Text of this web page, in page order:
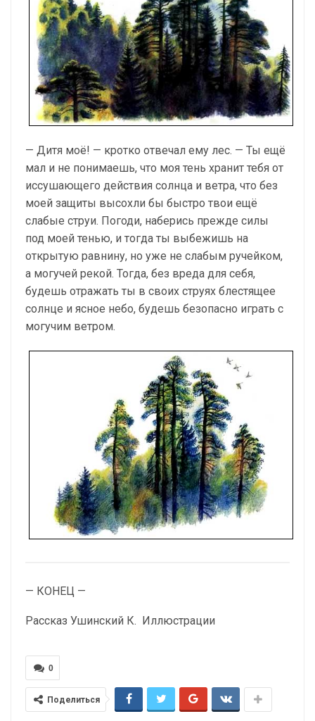
— Дитя моё! — кротко отвечал ему лес. — Ты ещё
мал и не понимаешь, что моя тень хранит тебя от
иссушающего действия солнца и ветра, что без
моей защиты высохли бы быстро твои ещё
слабые струи. Погоди, наберись прежде силы
под моей тенью, и тогда ты выбежишь на
открытую равнину, но уже не слабым ручейком,
а могучей рекой. Тогда, без вреда для себя,
будешь отражать ты в своих струях блестящее
солнце и ясное небо, будешь безопасно играть с
могучим ветром.
— КОНЕЦ —
Рассказ Ушинский К. Иллюстрации
0
Поделиться